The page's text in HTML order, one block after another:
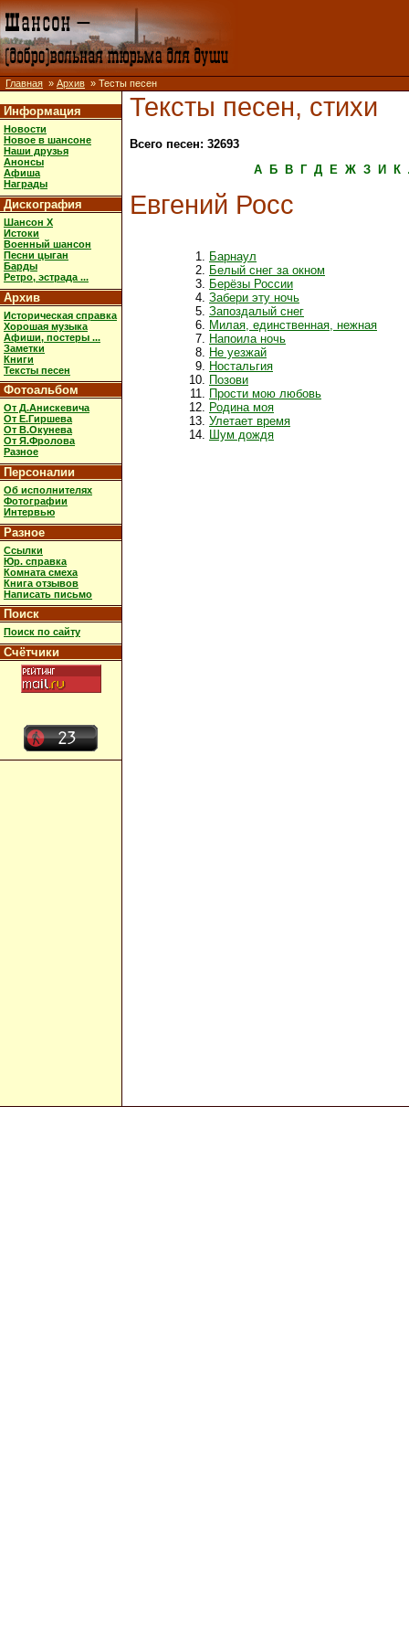
Главная » Архив » Тесты песен
Информация
Новости
Новое в шансоне
Наши друзья
Анонсы
Афиша
Награды
Дискография
Шансон X
Истоки
Военный шансон
Песни цыган
Барды
Ретро, эстрада ...
Архив
Историческая справка
Хорошая музыка
Афиши, постеры ...
Заметки
Книги
Тексты песен
Фотоальбом
От Д.Анискевича
От Е.Гиршева
От В.Окунева
От Я.Фролова
Разное
Персоналии
Об исполнителях
Фотографии
Интервью
Разное
Ссылки
Юр. справка
Комната смеха
Книга отзывов
Написать письмо
Поиск
Поиск по сайту
Счётчики
Тексты песен, стихи
Всего песен: 32693
А
Б В Г Д Е Ж З И К
Евгений Росс
Барнаул
Белый снег за окном
Берёзы России
Забери эту ночь
Запоздалый снег
Милая, единственная, нежная
Напоила ночь
Не уезжай
Ностальгия
Позови
Прости мою любовь
Родина моя
Улетает время
Шум дождя